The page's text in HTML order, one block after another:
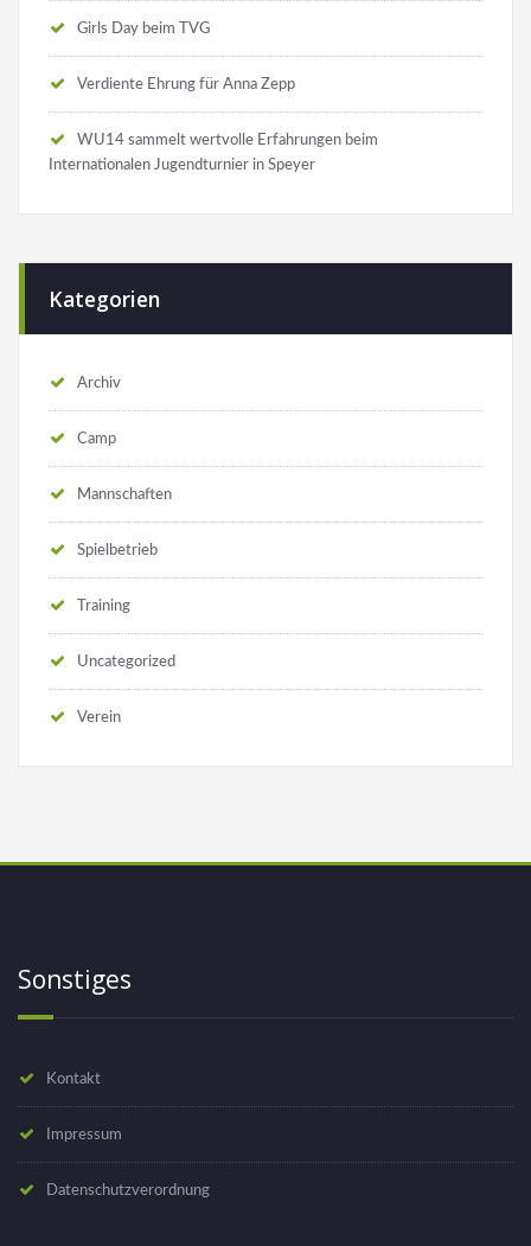
Girls Day beim TVG
Verdiente Ehrung für Anna Zepp
WU14 sammelt wertvolle Erfahrungen beim
Internationalen Jugendturnier in Speyer
Kategorien
Archiv
Camp
Mannschaften
Spielbetrieb
Training
Uncategorized
Verein
Sonstiges
Kontakt
Impressum
Datenschutzverordnung